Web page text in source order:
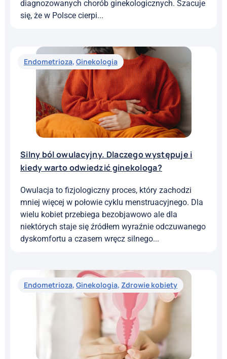
diagnozowanych chorób ginekologicznych. Szacuje
się, że w Polsce cierpi...
Endometrioza, Ginekologia
Silny ból owulacyjny. Dlaczego występuje i
kiedy warto odwiedzić ginekologa?
Owulacja to fizjologiczny proces, który zachodzi
mniej więcej w połowie cyklu menstruacyjnego. Dla
wielu kobiet przebiega bezobjawowo ale dla
niektórych staje się źródłem wyraźnie odczuwanego
dyskomfortu a czasem wręcz silnego...
Endometrioza, Ginekologia, Zdrowie kobiety